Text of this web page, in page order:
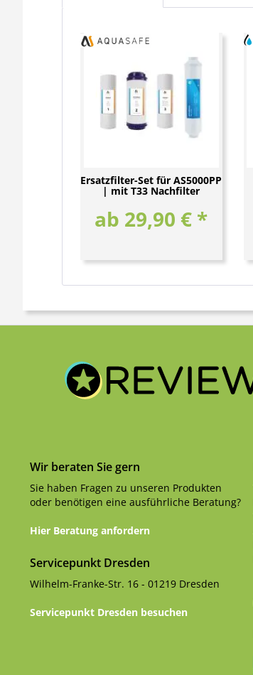
Ersatzfilter-Set für AS5000PP
| mit T33 Nachfilter
ab 29,90 € *
Wir beraten Sie gern
Sie haben Fragen zu unseren Produkten
oder benötigen eine ausführliche Beratung?
Hier Beratung anfordern
Servicepunkt Dresden
Wilhelm-Franke-Str. 16 - 01219 Dresden
Servicepunkt Dresden besuchen